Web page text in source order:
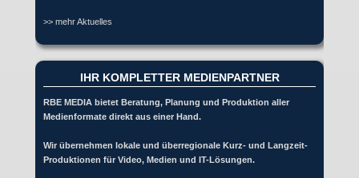
>> mehr Aktuelles
IHR KOMPLETTER MEDIENPARTNER
RBE MEDIA bietet Beratung, Planung und Produktion aller
Medienformate direkt aus einer Hand.
Wir übernehmen lokale und überregionale Kurz- und Langzeit-
Produktionen für Video, Medien und IT-Lösungen.